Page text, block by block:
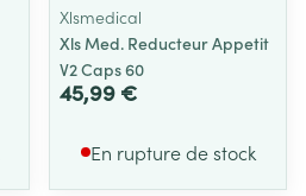
Xlsmedical
Xls Med. Reducteur Appetit
V2 Caps 60
45,99 €
En rupture de stock